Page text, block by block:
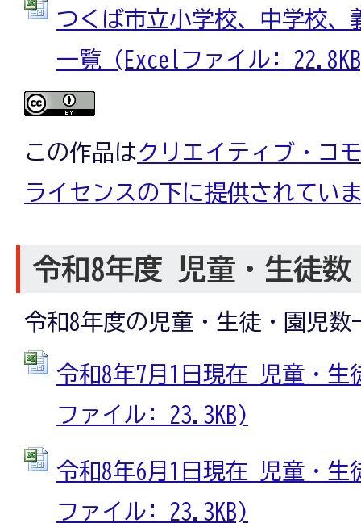
つくば市立小学校、中学校、
一覧 (Excelファイル:
この作品はクリエイティブ・コ
ライセンスの下に提供されてい
令和8年度 児童・生徒数
令和8年度の児童・生徒・園児数
令和8年7月1日現在 児童・
ファイル: 23.3KB)
令和8年6月1日現在 児童・
ファイル: 23.3KB)